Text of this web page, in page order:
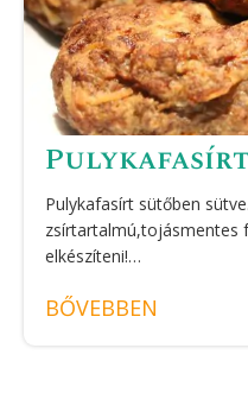
Pulykafasírt
Pulykafasírt sütőben
zsírtartalmú,tojásmentes
elkészíteni!…
BŐVEBBEN